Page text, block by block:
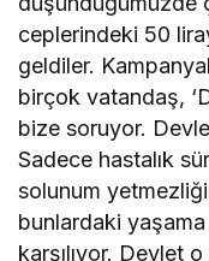
ceplerindeki 50
geldiler.
birçok vatandaş,
bize soruyor.
Sadece hastalık
solunum
bunlardaki yaşama
karşılıyor. Devlet